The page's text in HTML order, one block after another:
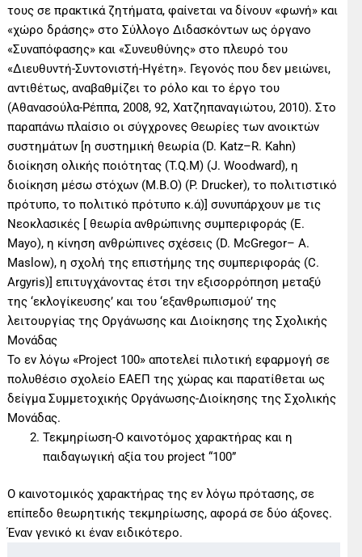
τους σε πρακτικά ζητήματα, φαίνεται να δίνουν «φωνή» και
«χώρο δράσης» στο Σύλλογο Διδασκόντων ως όργανο
«Συναπόφασης» και «Συνευθύνης» στο πλευρό του
«Διευθυντή-Συντονιστή-Ηγέτη». Γεγονός που δεν μειώνει,
αντιθέτως, αναβαθμίζει το ρόλο και το έργο του
(Αθανασούλα-Ρέππα, 2008, 92, Χατζηπαναγιώτου, 2010). Στο
παραπάνω πλαίσιο οι σύγχρονες Θεωρίες των ανοικτών
συστημάτων [η συστημική θεωρία (D. Katz–R. Kahn)
διοίκηση ολικής ποιότητας (T.Q.M) (J. Woodward), η
διοίκηση μέσω στόχων (M.B.O) (P. Drucker), το πολιτιστικό
πρότυπο, το πολιτικό πρότυπο κ.ά)] συνυπάρχουν με τις
Νεοκλασικές [ θεωρία ανθρώπινης συμπεριφοράς (E.
Mayo), η κίνηση ανθρώπινες σχέσεις (D. McGregor– A.
Maslow), η σχολή της επιστήμης της συμπεριφοράς (C.
Argyris)] επιτυγχάνοντας έτσι την εξισορρόπηση μεταξύ
της ‘εκλογίκευσης’ και του ‘εξανθρωπισμού’ της
λειτουργίας της Οργάνωσης και Διοίκησης της Σχολικής
Μονάδας
Το εν λόγω «Project 100» αποτελεί πιλοτική εφαρμογή σε
πολυθέσιο σχολείο ΕΑΕΠ της χώρας και παρατίθεται ως
δείγμα Συμμετοχικής Οργάνωσης-Διοίκησης της Σχολικής
Μονάδας.
Τεκμηρίωση-Ο καινοτόμος χαρακτήρας και η
παιδαγωγική αξία του project “100”
Ο καινοτομικός χαρακτήρας της εν λόγω πρότασης, σε
επίπεδο θεωρητικής τεκμηρίωσης, αφορά σε δύο άξονες.
Έναν γενικό κι έναν ειδικότερο.